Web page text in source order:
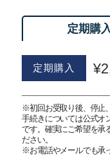
定期購入
定期購入
※初回お受取り後、停止
手続きについては公式オ
です。確実にご希望を承
ださい。
※お電話やメールでも承